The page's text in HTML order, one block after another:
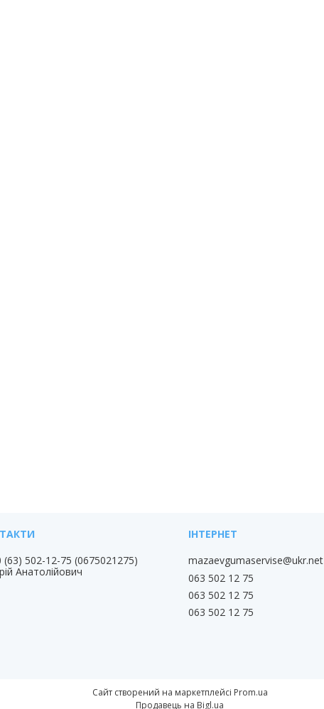
(63) 502-12-75 0675021275
Анатолійович
mazaevgumaservise@ukr.net
063 502 12 75
063 502 12 75
063 502 12 75
Сайт створений на маркетплейсі Prom.ua
Продавець на Bigl.ua